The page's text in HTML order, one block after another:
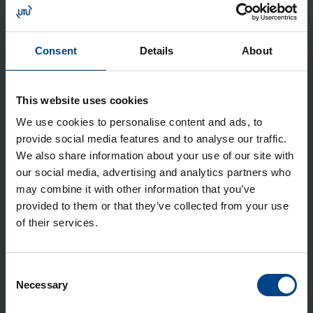
Consent Details About
This website uses cookies
We use cookies to personalise content and ads, to
provide social media features and to analyse our traffic.
We also share information about your use of our site with
our social media, advertising and analytics partners who
may combine it with other information that you’ve
provided to them or that they’ve collected from your use
of their services.
Selection
Necessary
ARTIKKELIT
OHJAUSJÄRJESTELMÄT
12.6.2026
Lukuaika: 4 min
Mitsubishi Electric
MELSEC MX-ohjaimet –
uuden sukupolven
moniosaaja
21.11.2025
Mitsubishi Electricin